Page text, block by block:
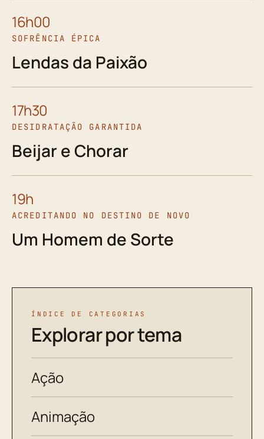
16h00
SOFRÊNCIA ÉPICA
Lendas da Paixão
17h30
DESIDRATAÇÃO GARANTIDA
Beijar e Chorar
19h
ACREDITANDO NO DESTINO DE NOVO
Um Homem de Sorte
ÍNDICE DE CATEGORIAS
Explorar por tema
Ação
Animação